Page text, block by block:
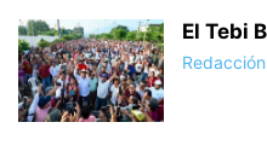
El Tebi